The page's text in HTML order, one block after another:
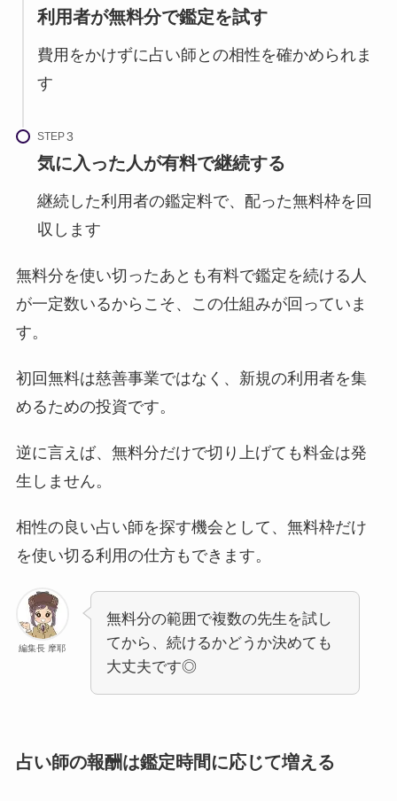
利用者が無料分で鑑定を試す
費用をかけずに占い師との相性を確かめられま
す
STEP
気に入った人が有料で継続する
継続した利用者の鑑定料で、配った無料枠を回
収します
無料分を使い切ったあとも有料で鑑定を続ける人
が一定数いるからこそ、この仕組みが回っていま
す。
初回無料は慈善事業ではなく、新規の利用者を集
めるための投資です。
逆に言えば、無料分だけで切り上げても料金は発
生しません。
相性の良い占い師を探す機会として、無料枠だけ
を使い切る利用の仕方もできます。
編集長 摩耶
無料分の範囲で複数の先生を試し
てから、続けるかどうか決めても
大丈夫です◎
占い師の報酬は鑑定時間に応じて増える